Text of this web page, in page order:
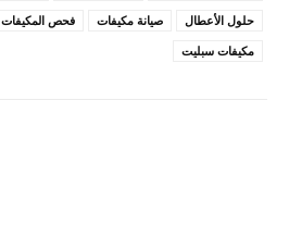
حلول الأعطال
صيانة مكيفات فحص المكيفات
مكيفات سبليت